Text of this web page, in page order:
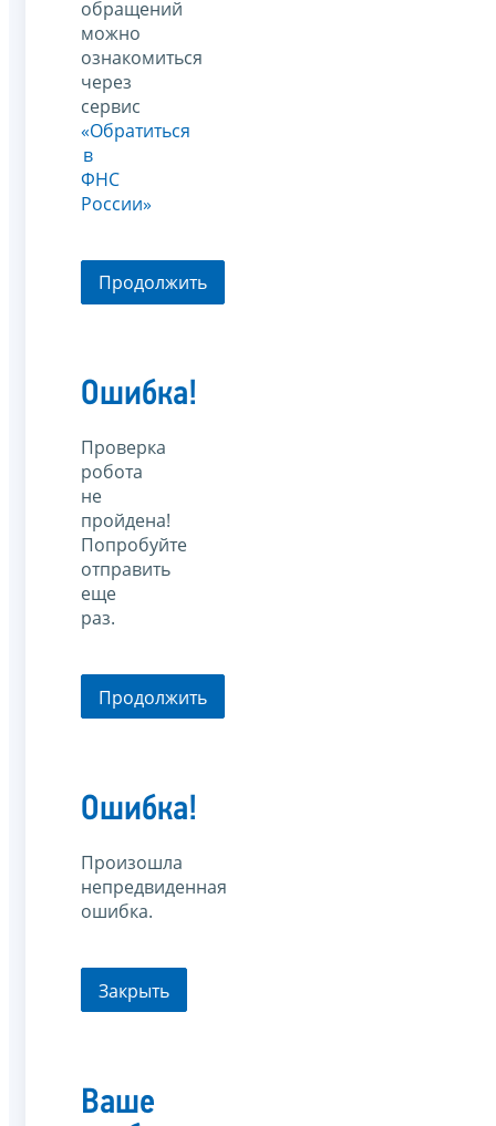
обращений
можно
ознакомиться
через
сервис
«Обратиться
в
ФНС
России»
Продолжить
Ошибка!
Проверка
робота
не
пройдена!
Попробуйте
отправить
еще
раз.
Продолжить
Ошибка!
Произошла
непредвиденная
ошибка.
Закрыть
Ваше